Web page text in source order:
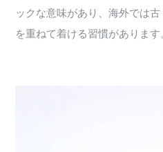
ックな意味があり、海外では
を重ねて着ける習慣があります